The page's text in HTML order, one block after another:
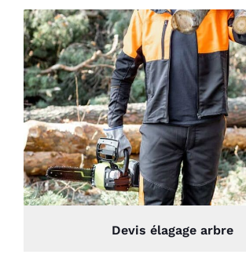
Devis élagage arbre